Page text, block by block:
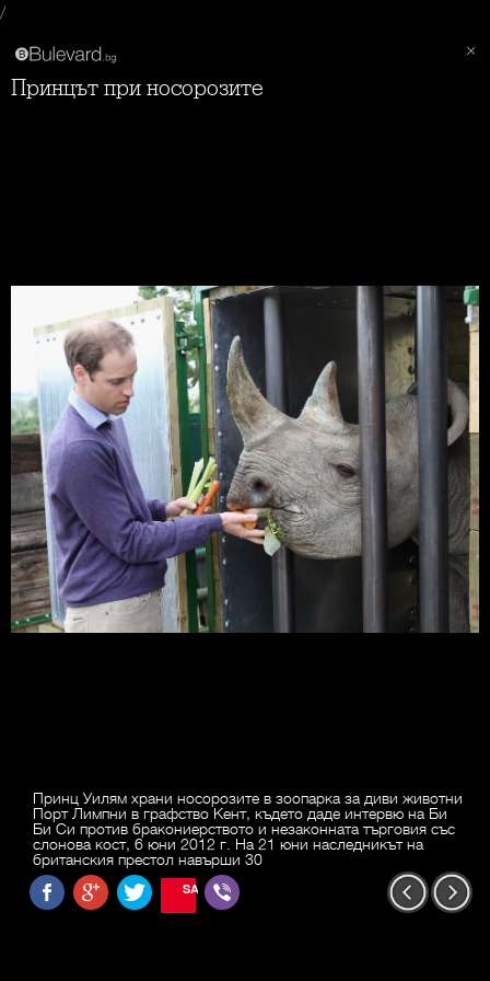
/
Принцът при носорозите
Принц Уилям храни носорозите в зоопарка за диви животни
Порт Лимпни в графство Кент, където даде интервю на Би
Би Си против бракониерството и незаконната търговия със
слонова кост, 6 юни 2012 г. На 21 юни наследникът на
британския престол навърши 30
SAVE